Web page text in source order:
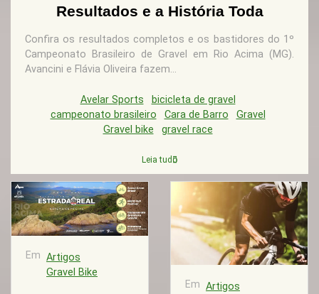
Resultados e a História Toda
Confira os resultados completos e os bastidores do 1º
Campeonato Brasileiro de Gravel em Rio Acima (MG).
Avancini e Flávia Oliveira fazem...
Avelar Sports
bicicleta de gravel
campeonato brasileiro
Cara de Barro
Gravel
Gravel bike
gravel race
Leia tudo
Em Artigos
Gravel Bike
Em Artigos